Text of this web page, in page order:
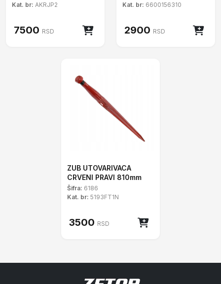
Kat. br: AKRJP2
7500 RSD
Kat. br: 6600156310
2900 RSD
ZUB UTOVARIVACA
CRVENI PRAVI 810mm
Šifra: 6186
Kat. br: 5193FT1N
3500 RSD